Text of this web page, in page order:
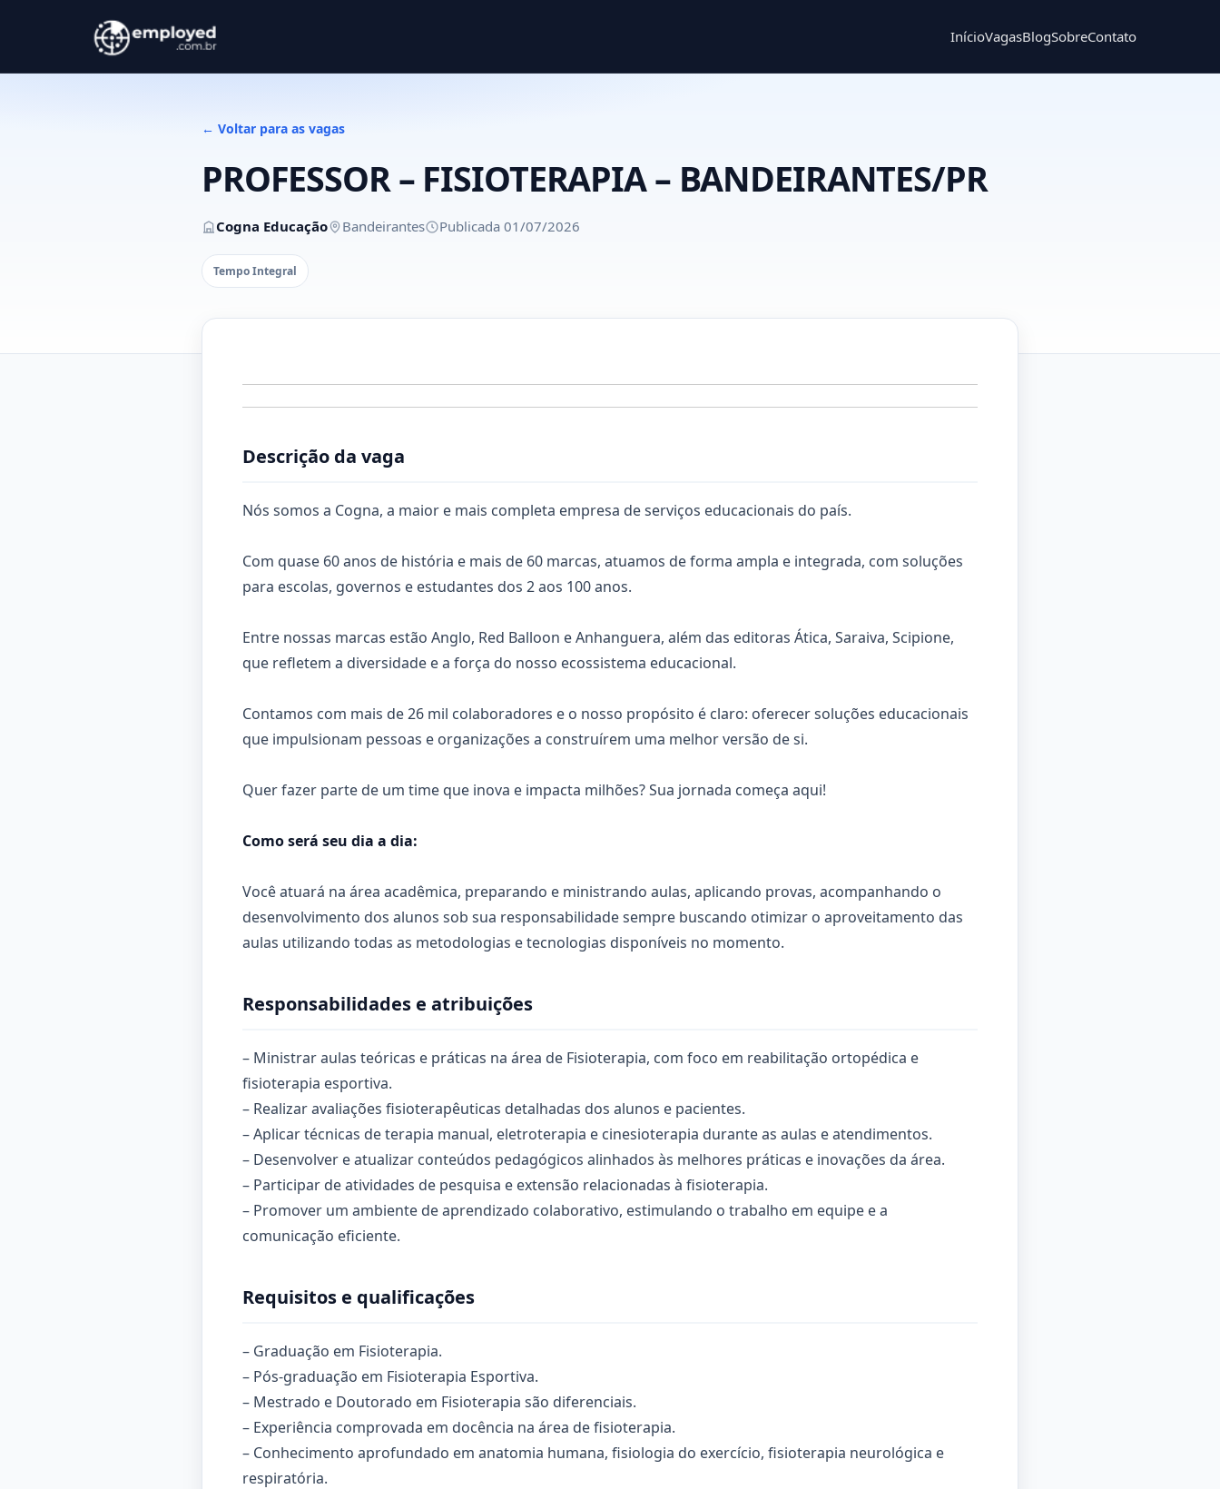
InícioVagasBlogSobreContato
← Voltar para as vagas
PROFESSOR – FISIOTERAPIA – BANDEIRANTES/PR
Cogna Educação Bandeirantes Publicada 01/07/2026
Tempo Integral
Descrição da vaga
Nós somos a Cogna, a maior e mais completa empresa de serviços educacionais do país.
Com quase 60 anos de história e mais de 60 marcas, atuamos de forma ampla e integrada, com soluções
para escolas, governos e estudantes dos 2 aos 100 anos.
Entre nossas marcas estão Anglo, Red Balloon e Anhanguera, além das editoras Ática, Saraiva, Scipione,
que refletem a diversidade e a força do nosso ecossistema educacional.
Contamos com mais de 26 mil colaboradores e o nosso propósito é claro: oferecer soluções educacionais
que impulsionam pessoas e organizações a construírem uma melhor versão de si.
Quer fazer parte de um time que inova e impacta milhões? Sua jornada começa aqui!
Como será seu dia a dia:
Você atuará na área acadêmica, preparando e ministrando aulas, aplicando provas, acompanhando o
desenvolvimento dos alunos sob sua responsabilidade sempre buscando otimizar o aproveitamento das
aulas utilizando todas as metodologias e tecnologias disponíveis no momento.
Responsabilidades e atribuições
– Ministrar aulas teóricas e práticas na área de Fisioterapia, com foco em reabilitação ortopédica e
fisioterapia esportiva.
– Realizar avaliações fisioterapêuticas detalhadas dos alunos e pacientes.
– Aplicar técnicas de terapia manual, eletroterapia e cinesioterapia durante as aulas e atendimentos.
– Desenvolver e atualizar conteúdos pedagógicos alinhados às melhores práticas e inovações da área.
– Participar de atividades de pesquisa e extensão relacionadas à fisioterapia.
– Promover um ambiente de aprendizado colaborativo, estimulando o trabalho em equipe e a
comunicação eficiente.
Requisitos e qualificações
– Graduação em Fisioterapia.
– Pós-graduação em Fisioterapia Esportiva.
– Mestrado e Doutorado em Fisioterapia são diferenciais.
– Experiência comprovada em docência na área de fisioterapia.
– Conhecimento aprofundado em anatomia humana, fisiologia do exercício, fisioterapia neurológica e
respiratória.